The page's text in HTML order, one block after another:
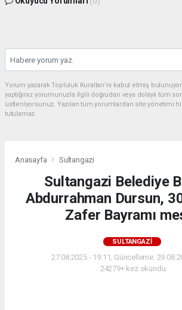
Yorum yazarak Topluluk Kuralları’nı kabul etmiş
yaptığınız yorumunuzla ilgili doğrudan veya dolaylı tüm
üstleniyorsunuz. Yazılan tüm yorumlardan site yönetimi
tutulamaz.
Anasayfa Sultangazi
Sultangazi Belediye
Abdurrahman Dursun,
Zafer Bayramı
SULTANGAZI
27.08.2025 - 19:11, Güncelleme:
24279+ kez okundu.